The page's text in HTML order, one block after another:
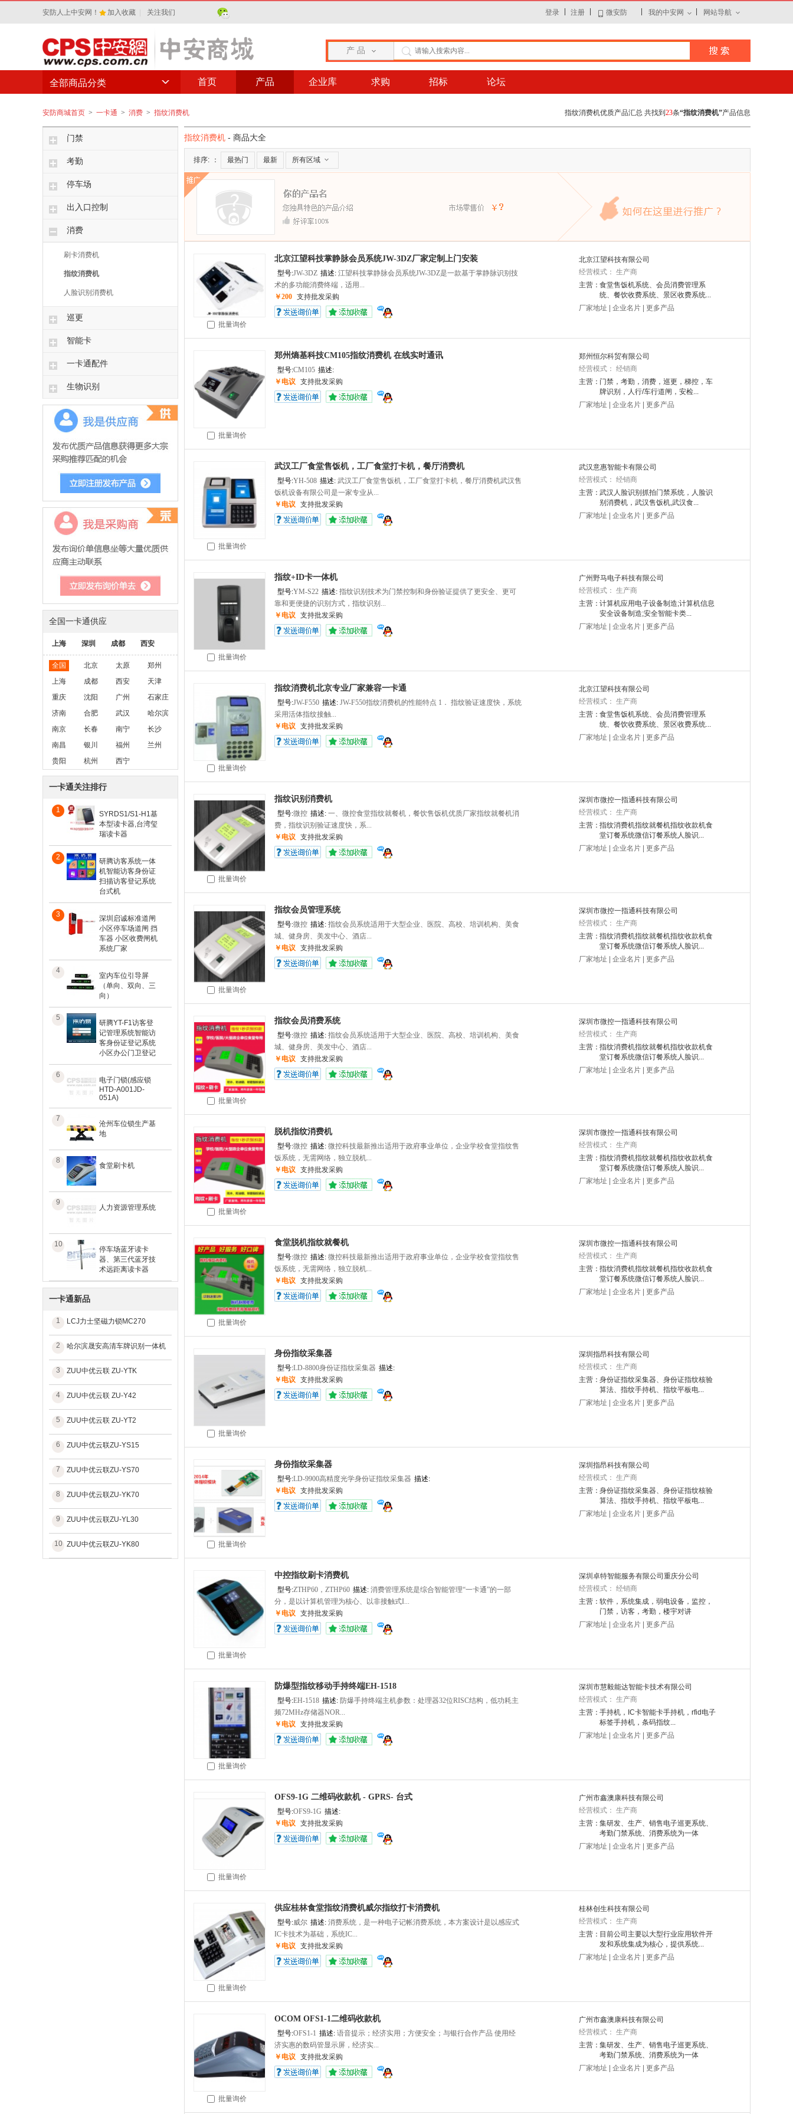
安防人上中安网！ 加入收藏 关注我们 登录 注册 微安防 我的中安网 网站导航
产 品
首页 产品 企业库 求购 招标 论坛
全部商品分类
安防商城首页 > 一卡通 > 消费 > 指纹消费机 指纹消费机优质产品汇总 共找到 23条“指纹消费机”产品信息
门禁
考勤
停车场
出入口控制
消费
刷卡消费机
指纹消费机
人脸识别消费机
巡更
智能卡
一卡通配件
生物识别
全国一卡通供应
上海 深圳 成都 西安
全国 北京 太原
郑州
上海
成都 西安
天津
重庆
沈阳 广州
石家庄
济南
合肥 武汉
哈尔滨
南京
长春 南宁
长沙
南昌
银川 福州
兰州
贵阳
杭州 西宁
一卡通关注排行
1
SYRDS1/S1-H1基
本型读卡器,台湾玺
瑞读卡器
2
研腾访客系统一体
机智能访客身份证
扫描访客登记系统
台式机
3
深圳启诚标准道闸
小区停车场道闸 挡
车器 小区收费闸机
系统厂家
4
室内车位引导屏
（单向、双向、三
向）
5
研腾YT-F1访客登
记管理系统智能访
客身份证登记系统
小区办公门卫登记
6
电子门锁(感应锁
HTD-A001JD-
051A)
7
沧州车位锁生产基
地
8
食堂刷卡机
9
人力资源管理系统
10
停车场蓝牙读卡
器、第三代蓝牙技
术远距离读卡器
一卡通新品
1 LCJ力士坚磁力锁MC270
2 哈尔滨晟安高清车牌识别一体机
3 ZUU中优云联 ZU-YTK
4 ZUU中优云联 ZU-Y42
5 ZUU中优云联 ZU-YT2
6 ZUU中优云联ZU-YS15
7 ZUU中优云联ZU-YS70
8 ZUU中优云联ZU-YK70
9 ZUU中优云联ZU-YL30
10 ZUU中优云联ZU-YK80
指纹消费机 - 商品大全
排序: ： 最热门 最新 所有区域
批量询价
北京江望科技掌静脉会员系统JW-3DZ厂家定制上门安装
型号:JW-3DZ 描述: 江望科技掌静脉会员系统JW-3DZ是一款基于掌静脉识别技
术的多功能消费终端，适用...
￥200 支持批发采购
北京江望科技有限公司
经营模式： 生产商
主营：食堂售饭机系统、会员消费管理系
统、餐饮收费系统、景区收费系统...
厂家地址
企业名片 更多产品
批量询价
郑州熵基科技CM105指纹消费机 在线实时通讯
型号:CM105 描述:
￥电议 支持批发采购
郑州恒尔科贸有限公司
经营模式： 经销商
主营： 门禁，考勤，消费，巡更，梯控，车
牌识别，人行/车行道闸，安检...
厂家地址
企业名片 更多产品
批量询价
武汉工厂食堂售饭机，工厂食堂打卡机，餐厅消费机
型号:YH-508 描述: 武汉工厂食堂售饭机，工厂食堂打卡机，餐厅消费机武汉售
饭机设备有限公司是一家专业从...
￥电议 支持批发采购
武汉意惠智能卡有限公司
经营模式： 经销商
主营：武汉人脸识别抓拍门禁系统，人脸识
别消费机，武汉售饭机,武汉食...
厂家地址
企业名片 更多产品
批量询价
指纹+ID卡一体机
型号:YM-S22 描述: 指纹识别技术为门禁控制和身份验证提供了更安全、更可
靠和更便捷的识别方式，指纹识别...
￥电议 支持批发采购
广州野马电子科技有限公司
经营模式： 生产商
主营：计算机应用电子设备制造;计算机信息
安全设备制造;安全智能卡类...
厂家地址
企业名片 更多产品
批量询价
指纹消费机北京专业厂家兼容一卡通
型号:JW-F550 描述: JW-F550指纹消费机的性能特点 1． 指纹验证速度快，系统
采用活体指纹接触...
￥电议 支持批发采购
北京江望科技有限公司
经营模式： 生产商
主营：食堂售饭机系统、会员消费管理系
统、餐饮收费系统、景区收费系统...
厂家地址
企业名片 更多产品
批量询价
指纹识别消费机
型号:微控 描述: 一、微控食堂指纹就餐机，餐饮售饭机优质厂家指纹就餐机消
费，指纹识别验证速度快，系...
￥电议 支持批发采购
深圳市微控一指通科技有限公司
经营模式： 生产商
主营：指纹消费机指纹就餐机指纹收款机食
堂订餐系统微信订餐系统人脸识...
厂家地址
企业名片 更多产品
批量询价
指纹会员管理系统
型号:微控 描述: 指纹会员系统适用于大型企业、医院、高校、培训机构、美食
城、健身房、美发中心、酒店...
￥电议 支持批发采购
深圳市微控一指通科技有限公司
经营模式： 生产商
主营：指纹消费机指纹就餐机指纹收款机食
堂订餐系统微信订餐系统人脸识...
厂家地址
企业名片 更多产品
批量询价
指纹会员消费系统
型号:微控 描述: 指纹会员系统适用于大型企业、医院、高校、培训机构、美食
城、健身房、美发中心、酒店...
￥电议 支持批发采购
深圳市微控一指通科技有限公司
经营模式： 生产商
主营：指纹消费机指纹就餐机指纹收款机食
堂订餐系统微信订餐系统人脸识...
厂家地址
企业名片 更多产品
批量询价
脱机指纹消费机
型号:微控 描述: 微控科技最新推出适用于政府事业单位，企业学校食堂指纹售
饭系统，无需网络，独立脱机...
￥电议 支持批发采购
深圳市微控一指通科技有限公司
经营模式： 生产商
主营：指纹消费机指纹就餐机指纹收款机食
堂订餐系统微信订餐系统人脸识...
厂家地址
企业名片 更多产品
批量询价
食堂脱机指纹就餐机
型号:微控 描述: 微控科技最新推出适用于政府事业单位，企业学校食堂指纹售
饭系统，无需网络，独立脱机...
￥电议 支持批发采购
深圳市微控一指通科技有限公司
经营模式： 生产商
主营：指纹消费机指纹就餐机指纹收款机食
堂订餐系统微信订餐系统人脸识...
厂家地址
企业名片 更多产品
批量询价
身份指纹采集器
型号:LD-8800身份证指纹采集器 描述:
￥电议 支持批发采购
深圳指昂科技有限公司
经营模式： 生产商
主营：身份证指纹采集器、身份证指纹核验
算法、指纹手持机、指纹平板电...
厂家地址
企业名片 更多产品
批量询价
身份指纹采集器
型号:LD-9900高精度光学身份证指纹采集器 描述:
￥电议 支持批发采购
深圳指昂科技有限公司
经营模式： 生产商
主营：身份证指纹采集器、身份证指纹核验
算法、指纹手持机、指纹平板电...
厂家地址
企业名片 更多产品
批量询价
中控指纹刷卡消费机
型号:ZTHP60，ZTHP60 描述: 消费管理系统是综合智能管理“一卡通”的一部
分，是以计算机管理为核心、以非接触式I...
￥电议 支持批发采购
深圳卓特智能服务有限公司重庆分公司
经营模式： 经销商
主营：软件，系统集成，弱电设备，监控，
门禁，访客，考勤，楼宇对讲
厂家地址
企业名片 更多产品
批量询价
防爆型指纹移动手持终端EH-1518
型号:EH-1518 描述: 防爆手持终端主机参数：处理器32位RISC结构，低功耗主
频72MHz存储器NOR...
￥电议 支持批发采购
深圳市慧毅能达智能卡技术有限公司
经营模式： 生产商
主营：手持机，IC卡智能卡手持机，rfid电子
标签手持机，条码指纹...
厂家地址
企业名片 更多产品
批量询价
OFS9-1G 二维码收款机 - GPRS- 台式
型号:OFS9-1G 描述:
￥电议 支持批发采购
广州市鑫澳康科技有限公司
经营模式： 生产商
主营：集研发、生产、销售电子巡更系统、
考勤门禁系统、消费系统为一体
厂家地址
企业名片 更多产品
批量询价
供应桂林食堂指纹消费机威尔指纹打卡消费机
型号:威尔 描述: 消费系统，是一种电子记帐消费系统，本方案设计是以感应式
IC卡技术为基础，系统IC...
￥电议 支持批发采购
桂林创生科技有限公司
经营模式： 生产商
主营： 目前公司主要以大型行业应用软件开
发和系统集成为核心，提供系统...
厂家地址
企业名片 更多产品
批量询价
OCOM OFS1-1二维码收款机
型号:OFS1-1 描述: 语音提示；经济实用；方便安全；与银行合作产品 使用经
济实惠的数码管显示屏，经济实...
￥电议 支持批发采购
广州市鑫澳康科技有限公司
经营模式： 生产商
主营：集研发、生产、销售电子巡更系统、
考勤门禁系统、消费系统为一体
厂家地址
企业名片 更多产品